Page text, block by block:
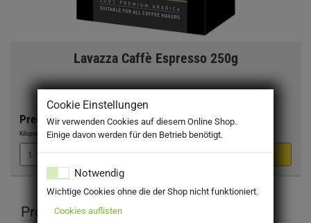
Lavazza Caffè Espresso 250g
Preis: 6,99 €
Kilopreis: 27,96 €/kg
Produktbeschreibung
Cookie Einstellungen
Wir verwenden Cookies auf diesem Online Shop.
Einige davon werden für den Betrieb benötigt.
Notwendig
Wichtige Cookies ohne die der Shop nicht funktioniert.
Cookies auflisten